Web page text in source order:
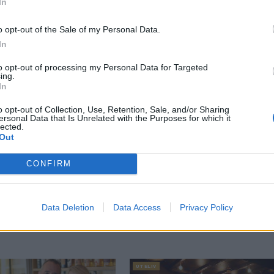
opt-out of the Sale of my Personal Data.
opt-out of processing my Personal Data for Targeted
opt-out of Collection, Use, Retention, Sale, and/or Sharing
Data that Is Unrelated with the Purposes for which it
CONFIRM
Data Deletion Data Access Privacy Policy
börjar att påverka affärerna i våras.
personal som ställer upp i vått och torrt.
tufft läge för Hanna Chammas. Han är tacksam för att det bland
och barer behöver betydligt mer uppbackning för
nu, säger Chammas.
UTELIV